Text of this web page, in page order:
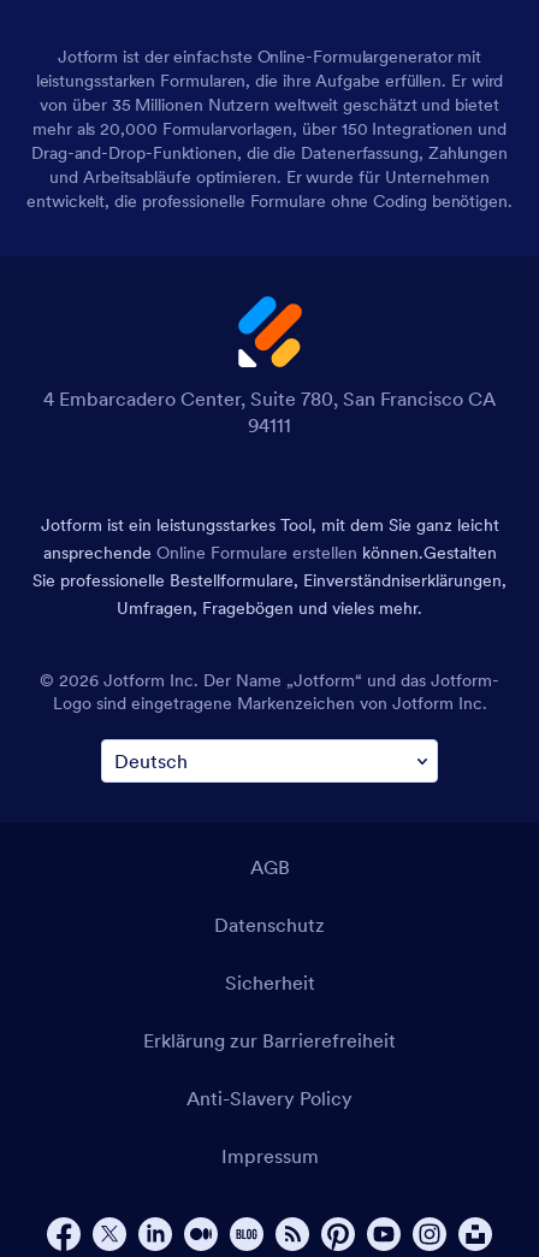
Jotform ist der einfachste Online-Formulargenerator mit
leistungsstarken Formularen, die ihre Aufgabe erfüllen. Er wird
von über 35 Millionen Nutzern weltweit geschätzt und bietet
mehr als 20,000 Formularvorlagen, über 150 Integrationen und
Drag-and-Drop-Funktionen, die die Datenerfassung, Zahlungen
und Arbeitsabläufe optimieren. Er wurde für Unternehmen
entwickelt, die professionelle Formulare ohne Coding benötigen.
4 Embarcadero Center, Suite 780, San Francisco CA
94111
Jotform ist ein leistungsstarkes Tool, mit dem Sie ganz leicht
ansprechende Online Formulare erstellen können.Gestalten
Sie professionelle Bestellformulare, Einverständniserklärungen,
Umfragen, Fragebögen und vieles mehr.
© 2026 Jotform Inc. Der Name „Jotform“ und das Jotform-
Logo sind eingetragene Markenzeichen von Jotform Inc.
AGB
Datenschutz
Sicherheit
Erklärung zur Barrierefreiheit
Anti-Slavery Policy
Impressum